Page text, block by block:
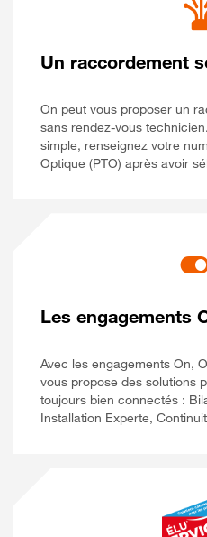
Un raccordement
On peut vous proposer un
sans rendez-vous
simple, renseignez votre
Optique (PTO) après avoir
Les engagements
Avec les engagements On,
vous propose des solutions
toujours bien connectés :
Installation Experte,